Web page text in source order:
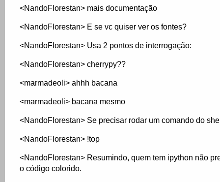
<NandoFlorestan> mais documentação
<NandoFlorestan> E se vc quiser ver os fontes?
<NandoFlorestan> Usa 2 pontos de interrogação:
<NandoFlorestan> cherrypy??
<marmadeoli> ahhh bacana
<marmadeoli> bacana mesmo
<NandoFlorestan> Se precisar rodar um comando do
<NandoFlorestan> !top
<NandoFlorestan> Resumindo, quem tem ipython não
o código colorido.